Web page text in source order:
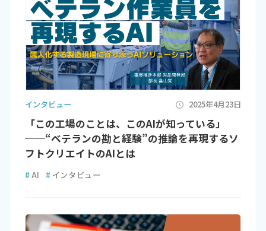
インタビュー 2025年4月23日
「この工場のことは、このAIが知っている」
──“ベテランの勘と経験”の推論を再現するソ
フトクリエイトのAIとは
# AI # インタビュー